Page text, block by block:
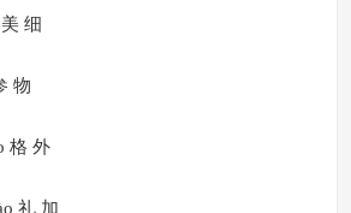
细
物
格 外
礼 加